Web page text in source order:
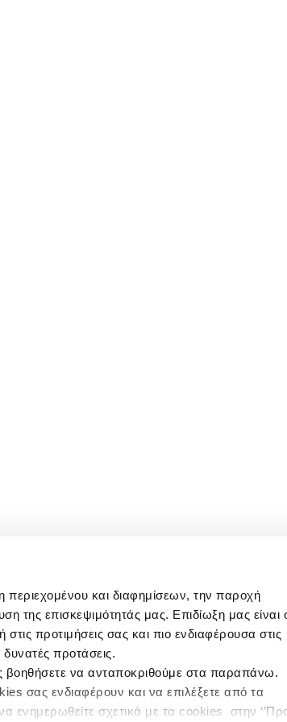
περιεχομένου και διαφημίσεων, την παροχή
της επισκεψιμότητάς μας. Επιδίωξη μας είναι
προτιμήσεις σας και πιο ενδιαφέρουσα στις
προτάσεις.
βοηθήσετε να ανταποκριθούμε στα παραπάνω.
σας ενδιαφέρουν και να επιλέξετε από τα
να ενημερωθείτε σχετικά με τα cookies στην